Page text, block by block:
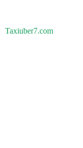
Taxiuber7.com